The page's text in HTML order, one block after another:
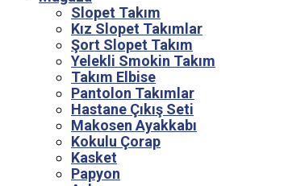
Slopet Takım
Kız Slopet Takımlar
Şort Slopet Takım
Yelekli Smokin Takım
Takım Elbise
Pantolon Takımlar
Hastane Çıkış Seti
Makosen Ayakkabı
Kokulu Çorap
Kasket
Papyon